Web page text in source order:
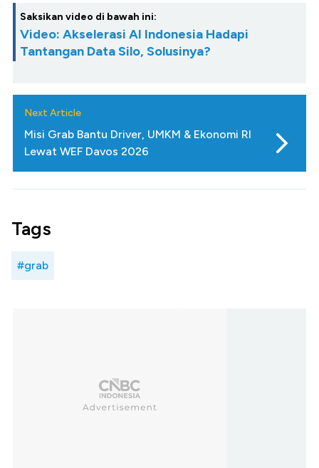
Saksikan video di bawah ini:
Video: Akselerasi AI Indonesia Hadapi
Tantangan Data Silo, Solusinya?
Next Article
Misi Grab Bantu Driver, UMKM & Ekonomi RI
Lewat WEF Davos 2026
Tags
#grab